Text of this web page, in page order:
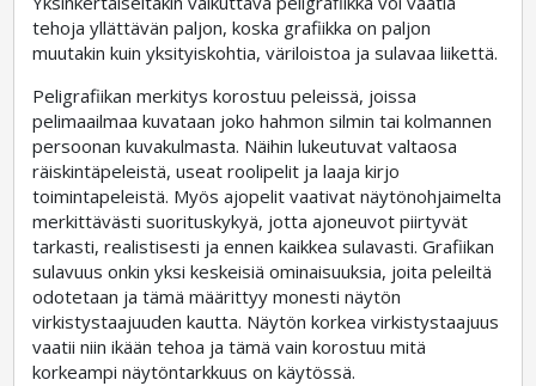
tehoja yllättävän paljon, koska grafiikka on paljon
muutakin kuin yksityiskohtia, väriloistoa ja sulavaa liikettä.
Peligrafiikan merkitys korostuu peleissä, joissa
pelimaailmaa kuvataan joko hahmon silmin tai kolmannen
persoonan kuvakulmasta. Näihin lukeutuvat valtaosa
räiskintäpeleistä, useat roolipelit ja laaja kirjo
toimintapeleistä. Myös ajopelit vaativat näytönohjaimelta
merkittävästi suorituskykyä, jotta ajoneuvot piirtyvät
tarkasti, realistisesti ja ennen kaikkea sulavasti. Grafiikan
sulavuus onkin yksi keskeisiä ominaisuuksia, joita peleiltä
odotetaan ja tämä määrittyy monesti näytön
virkistystaajuuden kautta. Näytön korkea virkistystaajuus
vaatii niin ikään tehoa ja tämä vain korostuu mitä
korkeampi näytöntarkkuus on käytössä.